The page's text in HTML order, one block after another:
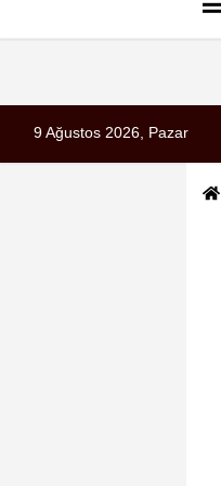
9 Ağustos 2026, Pazar